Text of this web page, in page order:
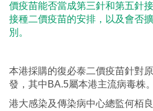
價疫苗能否當成第三針和第五針
接種二價疫苗的安排，以及會否
別。
本港採購的復必泰二價疫苗針對
發，其中BA.5屬本港主流病毒株。
港大感染及傳染病中心總監何栢